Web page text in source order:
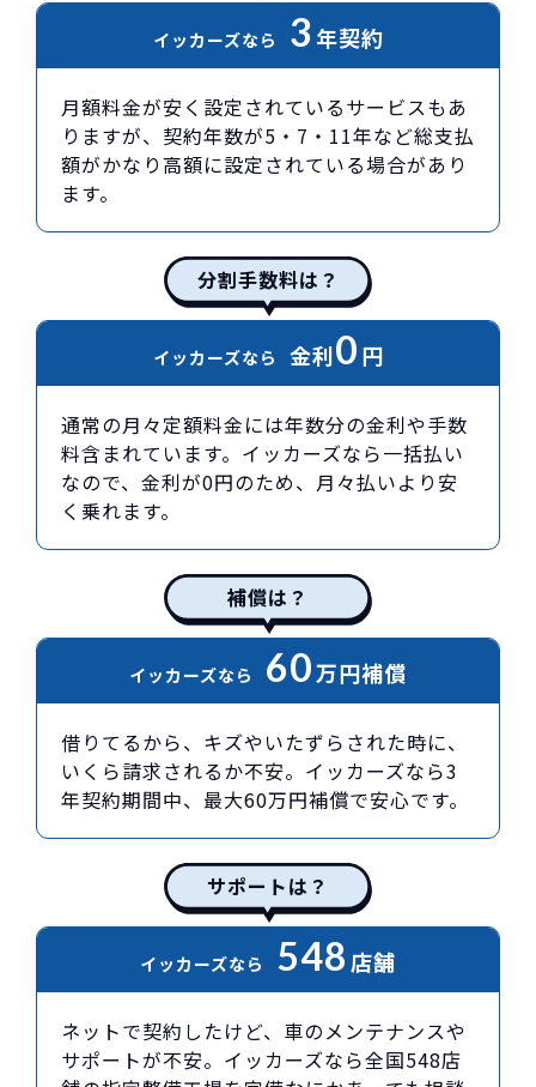
イッカーズなら 3 年契約
月額料金が安く設定されているサービスもあ
りますが、契約年数が5・7・11年など総支払
額がかなり高額に設定されている場合があり
ます。
分割手数料は？
イッカーズなら 金利0円
通常の月々定額料金には年数分の金利や手数
料含まれています。イッカーズなら一括払い
なので、金利が0円のため、月々払いより安
く乗れます。
補償は？
イッカーズなら 60万円補償
借りてるから、キズやいたずらされた時に、
いくら請求されるか不安。イッカーズなら3
年契約期間中、最大60万円補償で安心です。
サポートは？
イッカーズなら 548店舗
ネットで契約したけど、車のメンテナンスや
サポートが不安。イッカーズなら全国548店